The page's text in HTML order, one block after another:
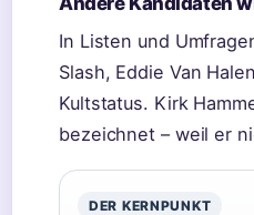
In Listen und
Slash, Eddie Van
Kultstatus. Kirk
bezeichnet – weil er
DER KERNPUNKT